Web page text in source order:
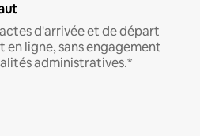
d'arrivée et de départ
en ligne, sans engagement
administratives.*